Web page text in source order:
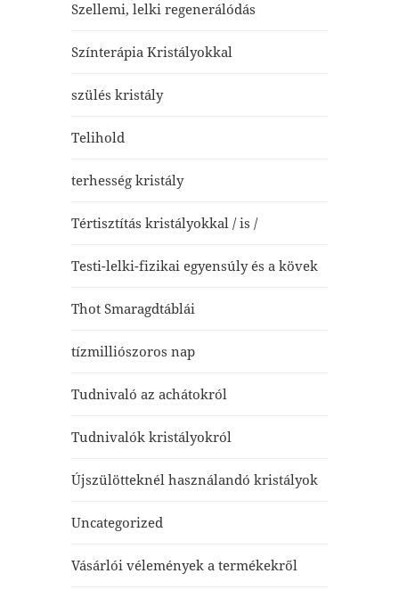
Szellemi, lelki regenerálódás
Színterápia Kristályokkal
szülés kristály
Telihold
terhesség kristály
Tértisztítás kristályokkal / is /
Testi-lelki-fizikai egyensúly és a kövek
Thot Smaragdtáblái
tízmilliószoros nap
Tudnivaló az achátokról
Tudnivalók kristályokról
Újszülötteknél használandó kristályok
Uncategorized
Vásárlói vélemények a termékekről